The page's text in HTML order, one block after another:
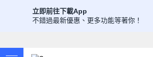
立即前往下載App
不錯過最新優惠、更多功能等著你！